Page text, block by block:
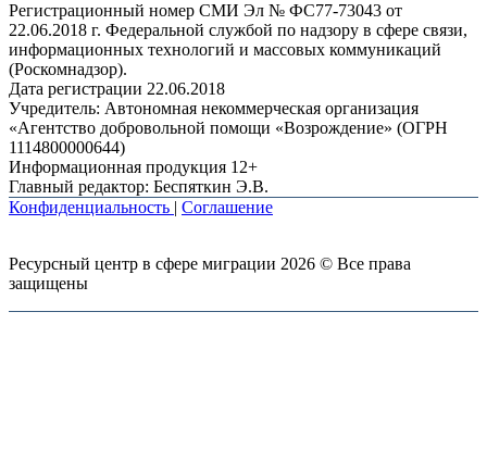
Регистрационный номер СМИ Эл № ФС77-73043 от
22.06.2018 г. Федеральной службой по надзору в сфере связи,
информационных технологий и массовых коммуникаций
(Роскомнадзор).
Дата регистрации 22.06.2018
Учредитель: Автономная некоммерческая организация
«Агентство добровольной помощи «Возрождение» (ОГРН
1114800000644)
Информационная продукция 12+
Главный редактор: Беспяткин Э.В.
Конфиденциальность | Соглашение
Ресурсный центр в сфере миграции 2026 © Все права
защищены